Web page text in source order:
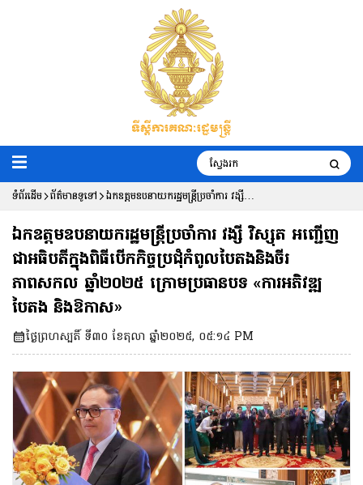
ទំព័រដើម ព័ត៌មានទូទៅ ឯកឧត្តមឧបនាយករដ្ឋមន្រ្តីប្រចាំការ វង្សី
វិស្សុត អញ្ជើញជាអធិបតីក្នុងពិធីបើកកិច្ចប្រជុំ
កំពូលបៃតងនិងចីរភាពសកល ឆ្នាំ២០២៥
ក្រោមប្រធានបទ «ការអភិវឌ្ឍបៃតង និង
ឱកាស»
ឯកឧត្តមឧបនាយករដ្ឋមន្រ្តីប្រចាំការ វង្សី វិស្សុត អញ្ជើញ
ជាអធិបតីក្នុងពិធីបើកកិច្ចប្រជុំកំពូលបៃតងនិងចីរ
ភាពសកល ឆ្នាំ២០២៥ ក្រោមប្រធានបទ «ការអភិវឌ្ឍ
បៃតង និងឱកាស»
ថ្ងៃព្រហស្បតិ៍ ទី៣០ ខែតុលា ឆ្នាំ២០២៥, ០៥:១៤ PM